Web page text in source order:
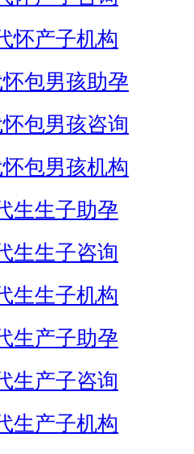
怀产子机构
包男孩助孕
包男孩咨询
包男孩机构
生生子助孕
生生子咨询
生生子机构
生产子助孕
生产子咨询
生产子机构